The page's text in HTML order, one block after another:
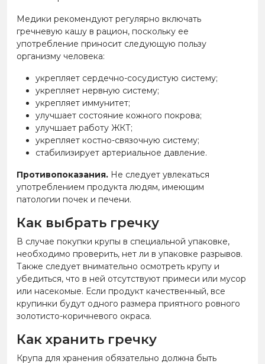
Медики рекомендуют регулярно включать
гречневую кашу в рацион, поскольку ее
употребление приносит следующую пользу
организму человека:
укрепляет сердечно-сосудистую систему;
укрепляет нервную систему;
укрепляет иммунитет;
улучшает состояние кожного покрова;
улучшает работу ЖКТ;
укрепляет костно-связочную систему;
стабилизирует артериальное давление.
Противопоказания. Не следует увлекаться
употреблением продукта людям, имеющим
патологии почек и печени.
Как выбрать гречку
В случае покупки крупы в специальной упаковке,
необходимо проверить, нет ли в упаковке разрывов.
Также следует внимательно осмотреть крупу и
убедиться, что в ней отсутствуют примеси или мусор
или насекомые. Если продукт качественный, все
крупинки будут одного размера приятного ровного
золотисто-коричневого окраса.
Как хранить гречку
Крупа для хранения обязательно должна быть